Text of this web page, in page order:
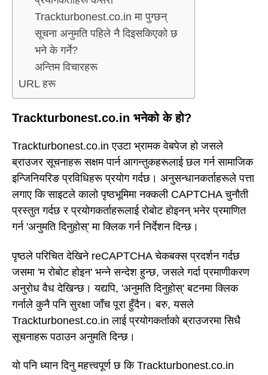
Trackturbonest.co.in मा पुग्छन्
सूचना अनुमति पहिले नै दिइसकिएको छ
भने के गर्ने?
अन्तिम विचारहरू
URL हरू
Trackturbonest.co.in भनेको के हो?
Trackturbonest.co.in एउटा भ्रामक वेबपेज हो जसले
ब्राउजर सूचनाहरू सक्षम पार्न आगन्तुकहरूलाई छल गर्न सामाजिक
इन्जिनियरिङ प्रविधिहरू प्रयोग गर्दछ। अनुसन्धानकर्ताहरूले पत्ता
लगाए कि साइटले कालो पृष्ठभूमिमा नक्कली CAPTCHA चुनौती
प्रस्तुत गर्दछ र प्रयोगकर्ताहरूलाई रोबोट होइनन् भनेर प्रमाणित
गर्न 'अनुमति दिनुहोस्' मा क्लिक गर्न निर्देशन दिन्छ।
पृष्ठले परिचित देखिने reCAPTCHA चेकबक्स प्रदर्शन गर्दछ
जसमा 'म रोबोट होइन' भन्ने सन्देश हुन्छ, जसले गर्दा प्रमाणीकरण
अनुरोध वैध देखिन्छ। यद्यपि, 'अनुमति दिनुहोस्' बटनमा क्लिक
गर्नाले कुनै पनि सुरक्षा जाँच पूरा हुँदैन। बरु, यसले
Trackturbonest.co.in लाई प्रयोगकर्ताको ब्राउजरमा सिधै
सूचनाहरू पठाउन अनुमति दिन्छ।
यो पनि ध्यान दिनु महत्त्वपूर्ण छ कि Trackturbonest.co.in